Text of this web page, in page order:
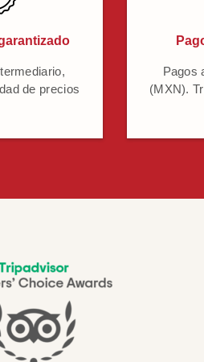
de precios
Pagos
(MXN).